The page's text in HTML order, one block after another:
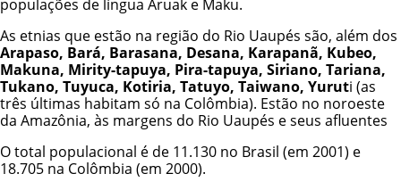
populações de língua Aruak e Maku.
As etnias que estão na região do Rio Uaupés são, além dos
Arapaso, Bará, Barasana, Desana, Karapanã, Kubeo,
Makuna, Mirity-tapuya, Pira-tapuya, Siriano, Tariana,
Tukano, Tuyuca, Kotiria, Tatuyo, Taiwano, Yuruti (as
três últimas habitam só na Colômbia). Estão no noroeste
da Amazônia, às margens do Rio Uaupés e seus afluentes
O total populacional é de 11.130 no Brasil (em 2001) e
18.705 na Colômbia (em 2000).